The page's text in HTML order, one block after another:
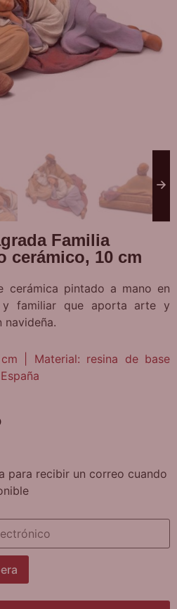
Familia
cerámico, 10 cm
cerámica pintado a mano en
y familiar que aporta arte y
| Material: resina de base
para recibir un correo cuando